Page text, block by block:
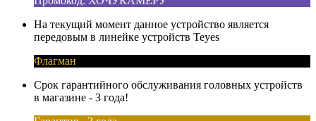
На текущий момент данное устройство является
передовым в линейке устройств Teyes
Флагман
Срок гарантийного обслуживания головных устройств
в магазине - 3 года!